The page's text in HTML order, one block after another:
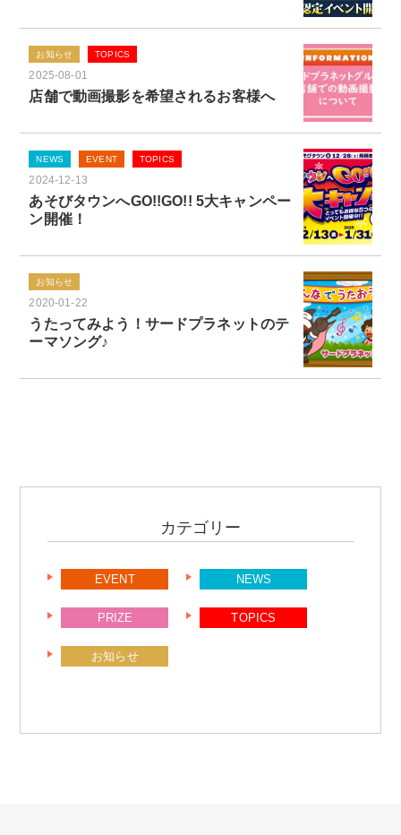
お知らせ TOPICS
2025-08-01
店舗で動画撮影を希望されるお客様へ
NEWS EVENT TOPICS
2024-12-13
あそびタウンへGO!!GO!! 5大キャンペー
ン開催！
お知らせ
2020-01-22
うたってみよう！サードプラネットのテ
ーマソング♪
カテゴリー
EVENT NEWS
PRIZE TOPICS
お知らせ